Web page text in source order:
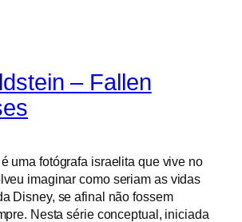
– Fallen
é uma fotógrafa israelita que vive no
imaginar como seriam as vidas
Disney, se afinal não fossem
Nesta série conceptual, iniciada